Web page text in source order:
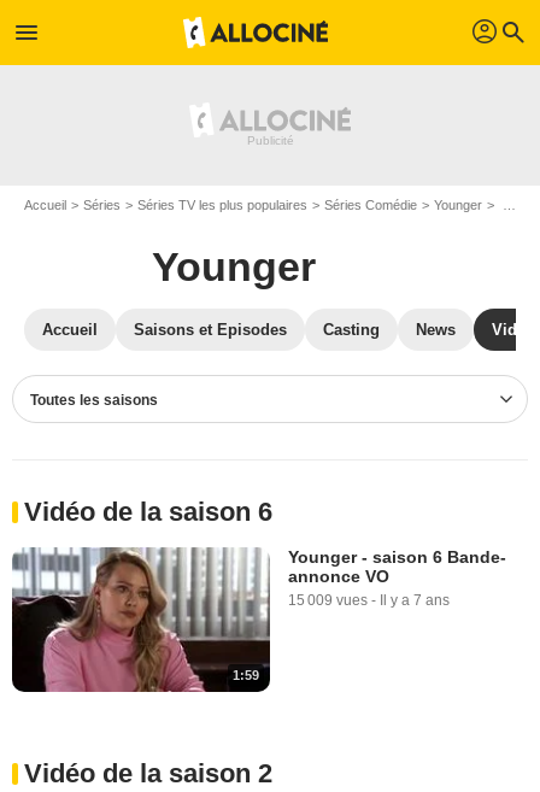
menu profil search
Accueil Séries Séries TV les plus populaires Séries Comédie Younger
Younger
Accueil Saisons et Episodes Casting News
Toutes les saisons
Vidéo de la saison 6
1:59
Younger - saison 6 Bande-
annonce VO
15 009 vues - Il y a 7 ans
Vidéo de la saison 2